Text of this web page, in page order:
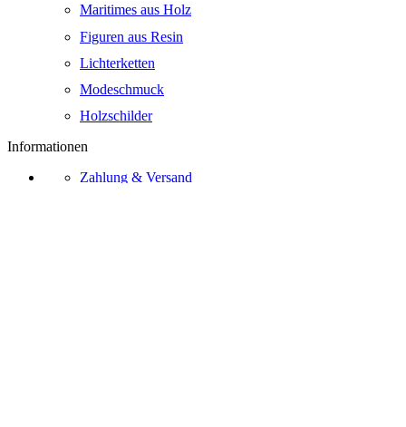
Maritimes aus Holz
Figuren aus Resin
Lichterketten
Modeschmuck
Holzschilder
Informationen
Zahlung & Versand